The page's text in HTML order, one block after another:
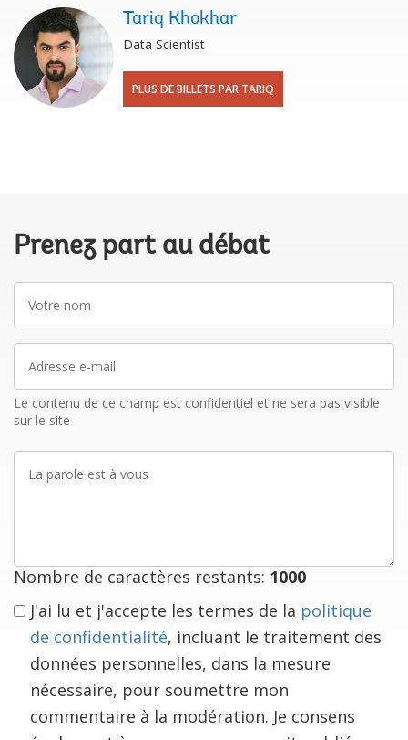
Tariq Khokhar
Data Scientist
PLUS DE BILLETS PAR TARIQ
Prenez part au débat
nom
mail
Le contenu de ce champ est confidentiel et ne sera pas visible
sur le site
parole
Nombre de caractères restants: 1000
J'ai lu et j'accepte les termes de la politique
de confidentialité, incluant le traitement des
données personnelles, dans la mesure
nécessaire, pour soumettre mon
commentaire à la modération. Je consens